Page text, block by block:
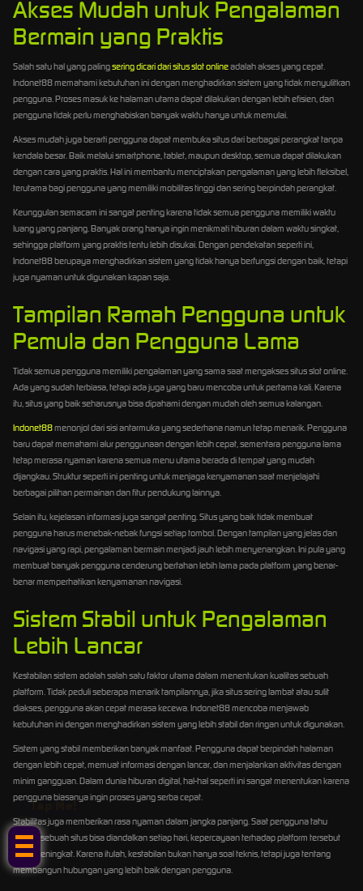
Tap Me!
Akses Mudah untuk Pengalaman
Bermain yang Praktis
Salah satu hal yang palingsering dicari dari situs slot onlineadalah akses yang cepat.
Indonet88 memahami kebutuhan ini dengan menghadirkan sistem yang tidak menyulitkan
pengguna. Proses masuk ke halaman utama dapat dilakukan dengan lebih efisien, dan
pengguna tidak perlu menghabiskan banyak waktu hanya untuk memulai.
Akses mudah juga berarti pengguna dapat membuka situs dari berbagai perangkat tanpa
kendala besar. Baik melalui smartphone, tablet, maupun desktop, semua dapat dilakukan
dengan cara yang praktis. Hal ini membantu menciptakan pengalaman yang lebih fleksibel,
terutama bagi pengguna yang memiliki mobilitas tinggi dan sering berpindah perangkat.
Keunggulan semacam ini sangat penting karena tidak semua pengguna memiliki waktu
luang yang panjang. Banyak orang hanya ingin menikmati hiburan dalam waktu singkat,
sehingga platform yang praktis tentu lebih disukai. Dengan pendekatan seperti ini,
Indonet88 berupaya menghadirkan sistem yang tidak hanya berfungsi dengan baik, tetapi
juga nyaman untuk digunakan kapan saja.
Tampilan Ramah Pengguna untuk
Pemula dan Pengguna Lama
Tidak semua pengguna memiliki pengalaman yang sama saat mengakses situs slot online.
Ada yang sudah terbiasa, tetapi ada juga yang baru mencoba untuk pertama kali. Karena
itu, situs yang baik seharusnya bisa dipahami dengan mudah oleh semua kalangan.
Indonet88menonjol dari sisi antarmuka yang sederhana namun tetap menarik. Pengguna
baru dapat memahami alur penggunaan dengan lebih cepat, sementara pengguna lama
tetap merasa nyaman karena semua menu utama berada di tempat yang mudah
dijangkau. Struktur seperti ini penting untuk menjaga kenyamanan saat menjelajahi
berbagai pilihan permainan dan fitur pendukung lainnya.
Selain itu, kejelasan informasi juga sangat penting. Situs yang baik tidak membuat
pengguna harus menebak-nebak fungsi setiap tombol. Dengan tampilan yang jelas dan
navigasi yang rapi, pengalaman bermain menjadi jauh lebih menyenangkan. Ini pula yang
membuat banyak pengguna cenderung bertahan lebih lama pada platform yang benar-
benar memperhatikan kenyamanan navigasi.
Sistem Stabil untuk Pengalaman
Lebih Lancar
Kestabilan sistem adalah salah satu faktor utama dalam menentukan kualitas sebuah
platform. Tidak peduli seberapa menarik tampilannya, jika situs sering lambat atau sulit
diakses, pengguna akan cepat merasa kecewa. Indonet88 mencoba menjawab
kebutuhan ini dengan menghadirkan sistem yang lebih stabil dan ringan untuk digunakan.
Sistem yang stabil memberikan banyak manfaat. Pengguna dapat berpindah halaman
dengan lebih cepat, memuat informasi dengan lancar, dan menjalankan aktivitas dengan
minim gangguan. Dalam dunia hiburan digital, hal-hal seperti ini sangat menentukan karena
pengguna biasanya ingin proses yang serba cepat.
Stabilitas juga memberikan rasa nyaman dalam jangka panjang. Saat pengguna tahu
bahwa sebuah situs bisa diandalkan setiap hari, kepercayaan terhadap platform tersebut
akan meningkat. Karena itulah, kestabilan bukan hanya soal teknis, tetapi juga tentang
membangun hubungan yang lebih baik dengan pengguna.